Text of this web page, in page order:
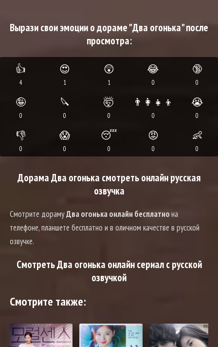
Вырази свои эмоции о дораме "Два огонька" после
просмотра:
👍
4
😍
1
😲
1
😂
0
🔞
0
🤪
0
🔪
0
🤯
0
👨‍👩‍👧‍👦
0
😭
0
👎
0
😱
0
😴
0
😡
0
👶
0
Дорама Два огонька смотреть онлайн русская
озвучка
Смотрите дорамуДва огонька онлайн бесплатнона
телефоне, планшете бесплатно и в оличном качестве в русской
озвучке.
Смотреть Два огонька онлайн сериал с русской
озвучкой
Смотрите также: